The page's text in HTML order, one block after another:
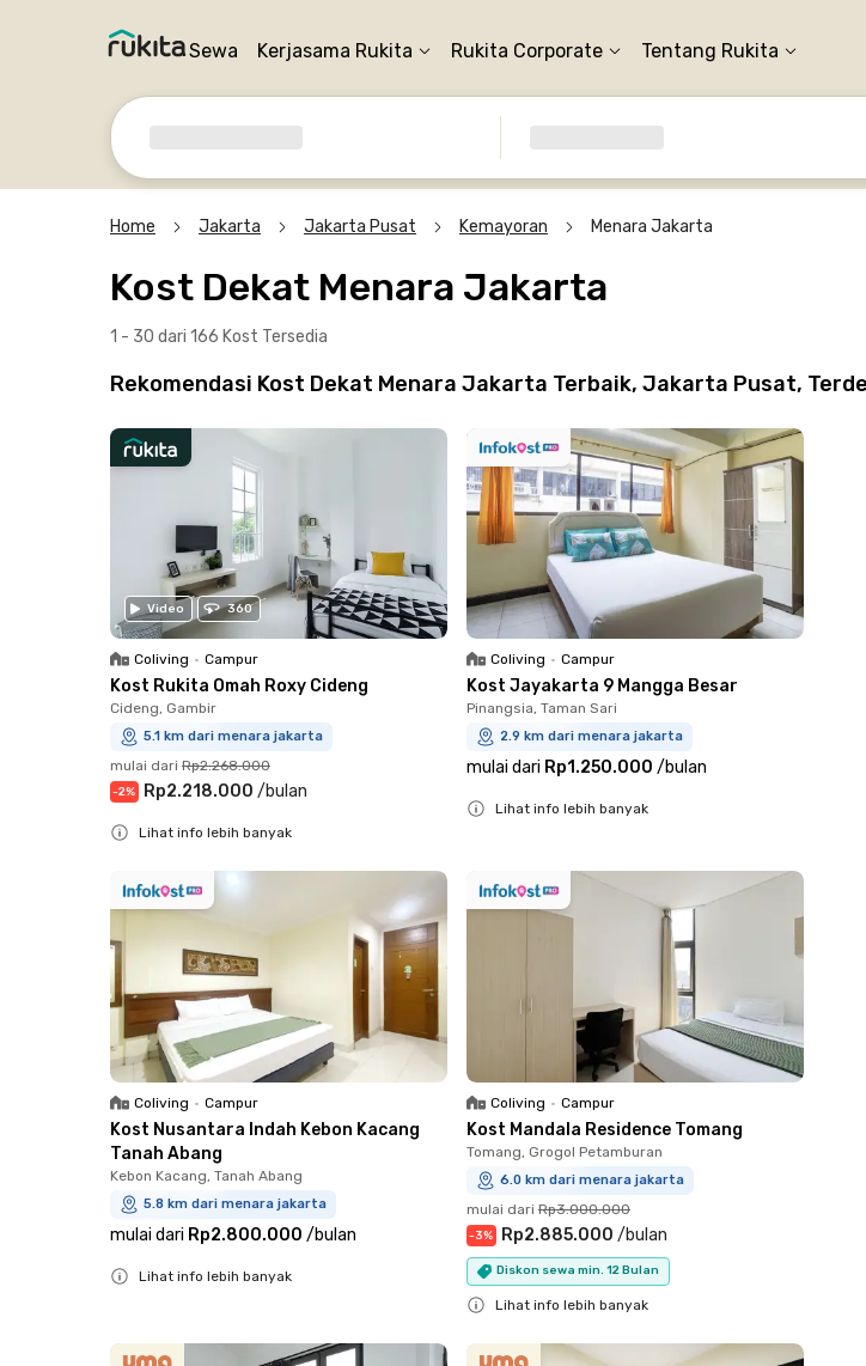
Sewa Kerjasama Rukita Rukita Corporate Tentang Rukita
Home Jakarta Jakarta Pusat Kemayoran Menara Jakarta
Kost Dekat Menara Jakarta
1 - 30 dari 166 Kost Tersedia
Rekomendasi Kost Dekat Menara Jakarta Terbaik, Jakarta Pusat,
Video 360
Coliving • Campur
Kost Rukita Omah Roxy Cideng
Cideng, Gambir
5.1 km dari menara jakarta
mulai dari Rp2.268.000
-2% Rp2.218.000 /bulan
Lihat info lebih banyak
Coliving • Campur
Kost Jayakarta 9 Mangga Besar
Pinangsia, Taman Sari
2.9 km dari menara jakarta
mulai dari Rp1.250.000 /bulan
Lihat info lebih banyak
Coliving • Campur
Kost Nusantara Indah Kebon Kacang
Tanah Abang
Kebon Kacang, Tanah Abang
5.8 km dari menara jakarta
mulai dari Rp2.800.000 /bulan
Lihat info lebih banyak
Coliving • Campur
Kost Mandala Residence Tomang
Tomang, Grogol Petamburan
6.0 km dari menara jakarta
mulai dari Rp3.000.000
-3% Rp2.885.000 /bulan
Diskon sewa min. 12 Bulan
Lihat info lebih banyak